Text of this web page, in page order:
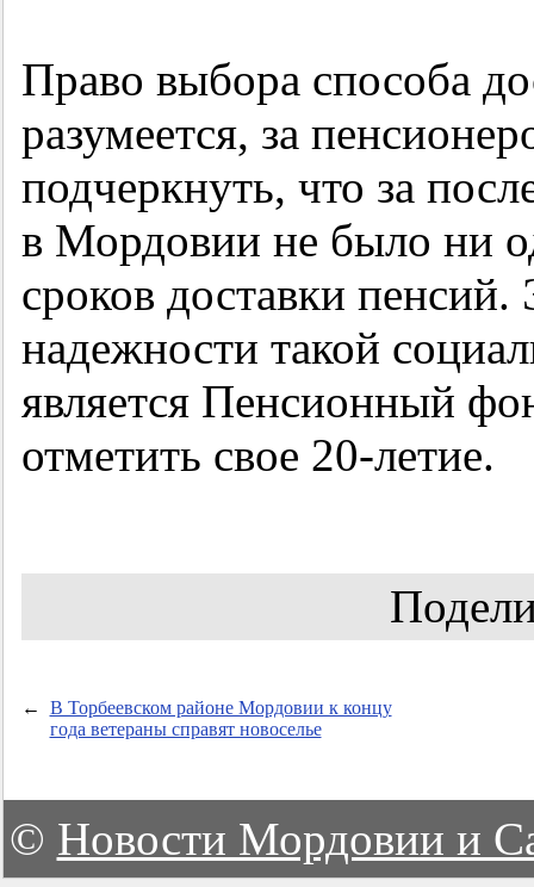
Право выбора способа
разумеется, за
подчеркнуть, что за
в Мордовии не было ни
сроков доставки
надежности такой
является Пенсионный
отметить свое 20-летие.
←
В Торбеевском районе Мордовии к концу
года ветераны справят новоселье
© Новости Мордовии и